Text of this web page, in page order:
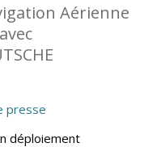
Aérienne
presse
déploiement